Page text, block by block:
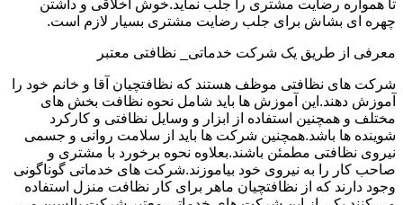
تا همواره رضایت مشتری را جلب نماید.خوش اخلاقی و داشتن
چهره ای بشاش برای جلب رضایت مشتری بسیار لازم است.
معرفی از طریق یک شرکت خدماتی_ نظافتی معتبر
شرکت های نظافتی موظف هستند که نظافتچیان آقا و خانم خود را
آموزش دهند.این آموزش ها باید شامل نحوه نظافت بخش های
مختلف و همچنین استفاده از ابزار و وسایل نظافتی و کارکرد
شوینده ها باشد.همچنین شرکت ها باید از سلامت روانی و جسمی
نیروی نظافتی مطمئن باشند.بعلاوه نحوه برخورد با مشتری و
صاحب کار را به نیروی خود بیاموزند.شرکت های خدماتی گوناگونی
وجود دارند که از نظافتچیان ماهر برای کار نظافت منزل استفاده